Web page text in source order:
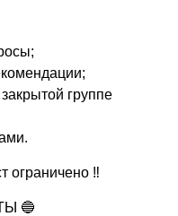
группе
ограничено ‼
🔵